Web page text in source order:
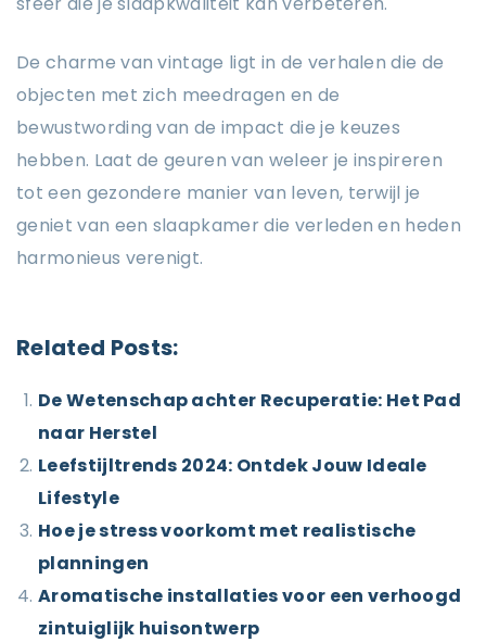
De charme van vintage ligt in de verhalen die de
objecten met zich meedragen en de
bewustwording van de impact die je keuzes
hebben. Laat de geuren van weleer je inspireren
tot een gezondere manier van leven, terwijl je
geniet van een slaapkamer die verleden en heden
harmonieus verenigt.
Related Posts:
De Wetenschap achter Recuperatie: Het Pad
naar Herstel
Leefstijltrends 2024: Ontdek Jouw Ideale
Lifestyle
Hoe je stress voorkomt met realistische
planningen
Aromatische installaties voor een verhoogd
zintuiglijk huisontwerp